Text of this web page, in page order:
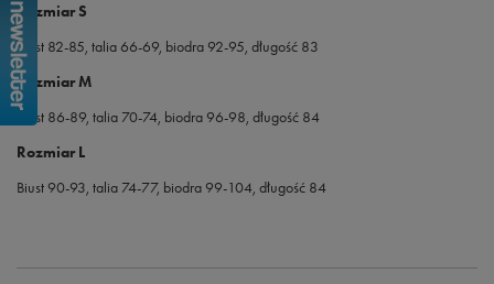
Rozmiar S
Biust 82-85, talia 66-69, biodra 92-95, długość 83
Rozmiar M
Biust 86-89, talia 70-74, biodra 96-98, długość 84
Rozmiar L
Biust 90-93, talia 74-77, biodra 99-104, długość 84